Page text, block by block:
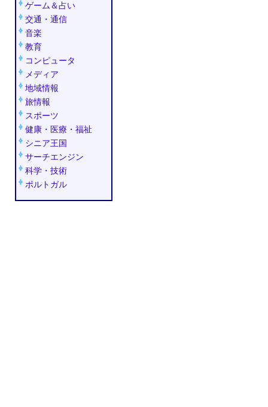
ゲーム＆占い
交通・通信
音楽
教育
コンピュータ
メディア
地域情報
旅情報
スポーツ
健康・医療・福祉
シニア王国
サーチエンジン
科学・技術
ポルトガル